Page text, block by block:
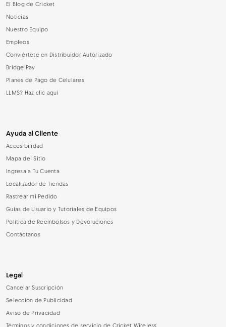
El Blog de Cricket
Noticias
Nuestro Equipo
Empleos
Conviértete en Distribuidor Autorizado
Bridge Pay
Planes de Pago de Celulares
LLMS? Haz clic aquí
Ayuda al Cliente
Accesibilidad
Mapa del Sitio
Ingresa a Tu Cuenta
Localizador de Tiendas
Rastrear mi Pedido
Guías de Usuario y Tutoriales de Equipos
Política de Reembolsos y Devoluciones
Contáctanos
Legal
Cancelar Suscripción
Selección de Publicidad
Aviso de Privacidad